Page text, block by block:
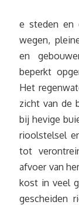
e steden en
wegen,
en
beperkt
Het
zicht van de
bij hevige
rioolstelsel
tot
afvoer van
kost in veel
gescheiden